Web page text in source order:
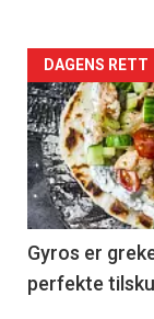
Forsiden
akkurat
nå
-
6
DAGENS RETT
Gyros er
perfekte